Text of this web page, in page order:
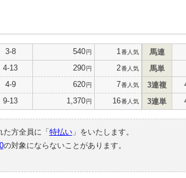
3-8 540円 1 番人気
4-13 290円 2番人気
4-9 620円 7番人気
9-13 1,370円 16番人気
馬連
馬単
3連複
3連単
方全員に「 特払い」をいたします。
の対象にならないことがあります。